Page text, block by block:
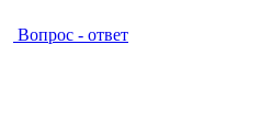
Вопрос - ответ